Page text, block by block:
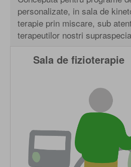
personalizate, in sala de
terapie prin miscare, sub
terapeutilor nostri
Sala de fizioterapie